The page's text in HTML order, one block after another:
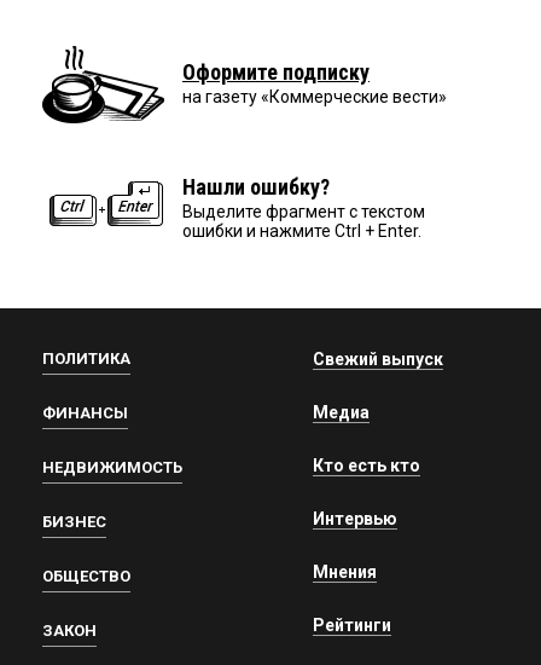
Оформите подписку
на газету «Коммерческие вести»
Нашли ошибку?
Выделите фрагмент с текстом
ошибки и нажмите Ctrl + Enter.
ПОЛИТИКА
ФИНАНСЫ
НЕДВИЖИМОСТЬ
БИЗНЕС
ОБЩЕСТВО
ЗАКОН
Свежий выпуск
Медиа
Кто есть кто
Интервью
Мнения
Рейтинги